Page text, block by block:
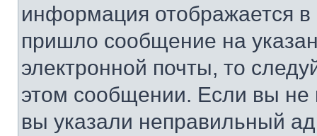
информация отображается
пришло сообщение на
электронной почты, то
этом сообщении. Если вы
вы указали неправильный